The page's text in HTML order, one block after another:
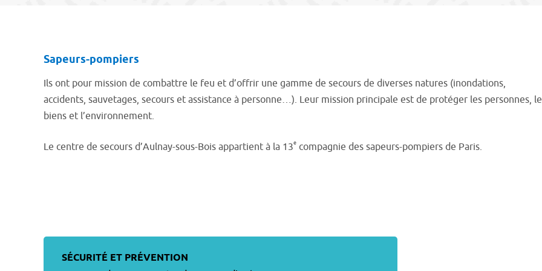
Sapeurs-pompiers
Ils ont pour mission de combattre le feu et d’offrir une gamme de secours de diverses natures (inondations,
accidents, sauvetages, secours et assistance à personne…). Leur mission principale est de protéger les personnes,
biens et l’environnement.
Le centre de secours d’Aulnay-sous-Bois appartient à la 13e compagnie des sapeurs-pompiers de Paris.
SÉCURITÉ ET PRÉVENTION